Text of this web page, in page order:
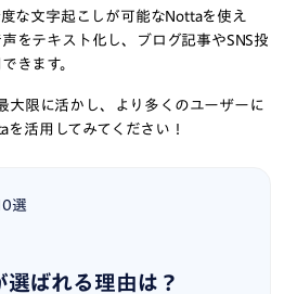
な文字起こしが可能なNottaを使え
をテキスト化し、ブログ記事やSNS投
きます。
大限に活かし、より多くのユーザーに
活用してみてください！
ばれる理由は？